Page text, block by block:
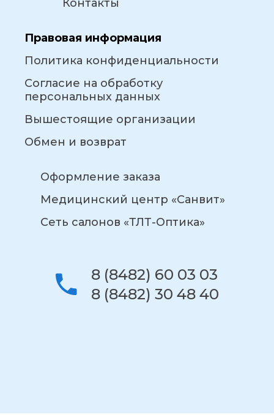
Контакты
Правовая информация
Политика конфиденциальности
Согласие на обработку
персональных данных
Вышестоящие организации
Обмен и возврат
Оформление заказа
Медицинский центр «Санвит»
Сеть салонов «ТЛТ-Оптика»
8 (8482) 60 03 03
8 (8482) 30 48 40